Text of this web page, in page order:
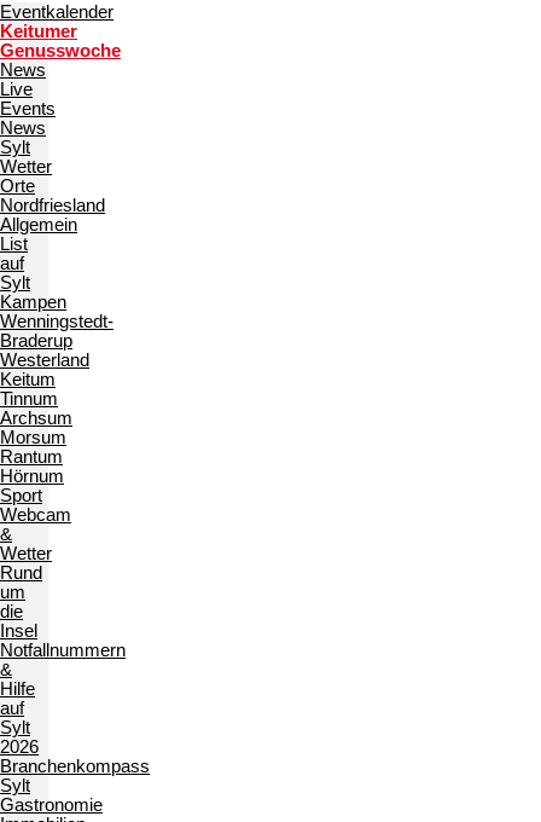
Eventkalender
Keitumer
Genusswoche
News
Live
Events
News
Sylt
Wetter
Orte
Nordfriesland
Allgemein
List
auf
Sylt
Kampen
Wenningstedt-
Braderup
Westerland
Keitum
Tinnum
Archsum
Morsum
Rantum
Hörnum
Sport
Webcam
&
Wetter
Rund
um
die
Insel
Notfallnummern
&
Hilfe
auf
Sylt
2026
Branchenkompass
Sylt
Gastronomie